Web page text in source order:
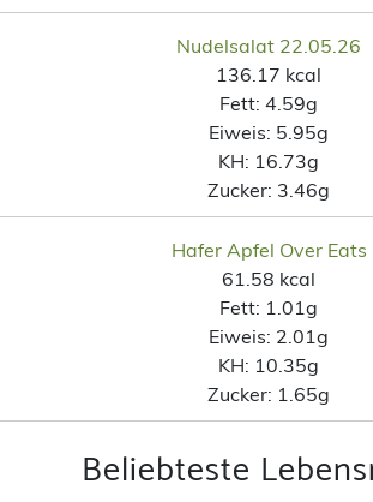
Nudelsalat 22.05.26
136.17 kcal
Fett: 4.59g
Eiweis: 5.95g
KH: 16.73g
Zucker: 3.46g
Hafer Apfel Over Eats
61.58 kcal
Fett: 1.01g
Eiweis: 2.01g
KH: 10.35g
Zucker: 1.65g
Beliebteste